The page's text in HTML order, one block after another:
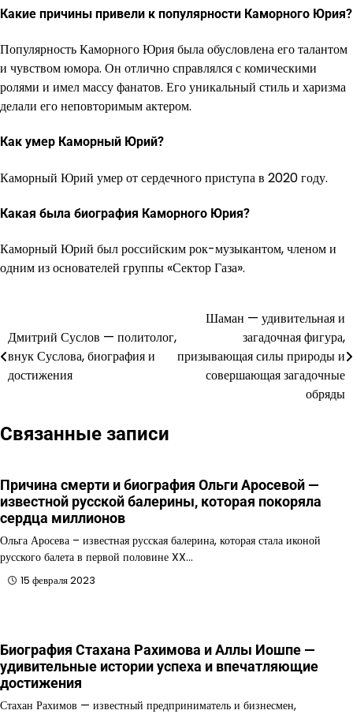
Какие причины привели к популярности Каморного Юрия?
Популярность Каморного Юрия была обусловлена его талантом
и чувством юмора. Он отлично справлялся с комическими
ролями и имел массу фанатов. Его уникальный стиль и харизма
делали его неповторимым актером.
Как умер Каморный Юрий?
Каморный Юрий умер от сердечного приступа в 2020 году.
Какая была биография Каморного Юрия?
Каморный Юрий был российским рок-музыкантом, членом и
одним из основателей группы «Сектор Газа».
по
записям
Дмитрий Суслов — политолог,
внук Суслова, биография и
достижения
Шаман — удивительная и
загадочная фигура,
призывающая силы природы и
совершающая загадочные
обряды
Связанные записи
Причина смерти и биография Ольги Аросевой —
известной русской балерины, которая покоряла
сердца миллионов
Ольга Аросева – известная русская балерина, которая стала иконой
русского балета в первой половине XX…
15 февраля 2023
Биография Стахана Рахимова и Аллы Иошпе —
удивительные истории успеха и впечатляющие
достижения
Стахан Рахимов — известный предприниматель и бизнесмен,